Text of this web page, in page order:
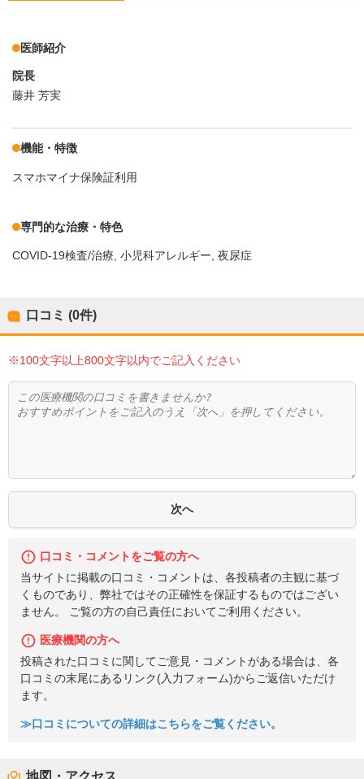
医師紹介
院長
藤井 芳実
機能・特徴
スマホマイナ保険証利用
専門的な治療・特色
COVID-19検査/治療 小児科アレルギー 夜尿症
口コミ (0件)
※100文字以上800文字以内でご記入ください
口コミ・コメントをご覧の方へ
当サイトに掲載の口コミ・コメントは、各投稿者の主観に基づ
くものであり、弊社ではその正確性を保証するものではござい
ません。 ご覧の方の自己責任においてご利用ください。
医療機関の方へ
投稿された口コミに関してご意見・コメントがある場合は、各
口コミの末尾にあるリンク(入力フォーム)からご返信いただけ
ます。
≫口コミについての詳細はこちらをご覧ください。
地図・アクセス